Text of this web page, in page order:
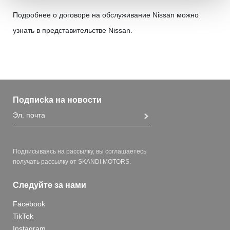
Подробнее о договоре на обслуживание Nissan можно
узнать в представительстве Nissan.
Подписka на новости
Подписываясь на рассылку, вы соглашаетесь
получать рассылку от SKANDI MOTORS.
Следуйте за нами
Facebook
TikTok